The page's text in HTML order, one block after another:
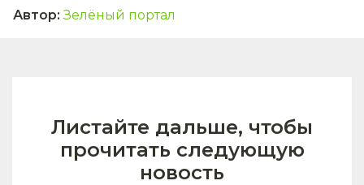
Автор: Зелёный портал
Листайте дальше, чтобы
прочитать следующую
новость